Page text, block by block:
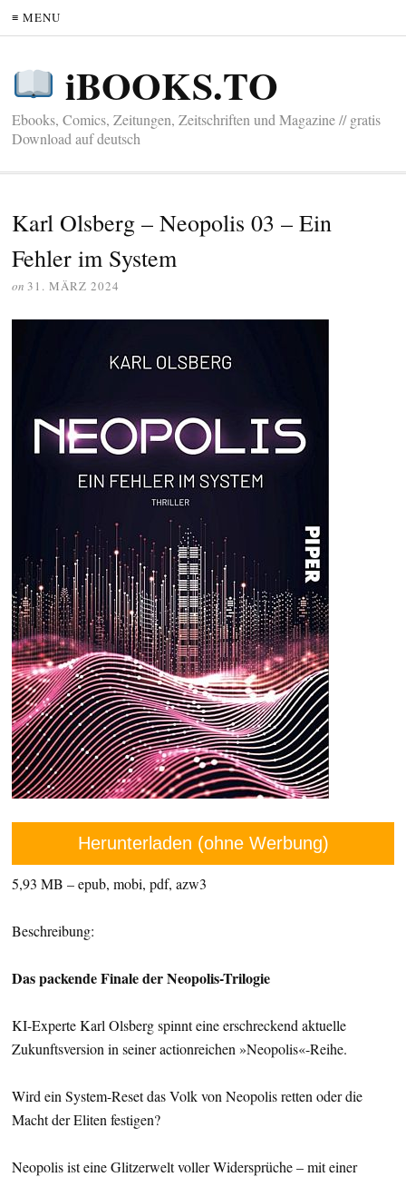
≡ MENU
iBOOKS.TO
Ebooks, Comics, Zeitungen, Zeitschriften und Magazine // gratis
Download auf deutsch
Karl Olsberg – Neopolis 03 – Ein
Fehler im System
on 31. MÄRZ 2024
Herunterladen (ohne Werbung)
5,93 MB – epub, mobi, pdf, azw3
Beschreibung:
Das packende Finale der Neopolis-Trilogie
KI-Experte Karl Olsberg spinnt eine erschreckend aktuelle
Zukunftsversion in seiner actionreichen »Neopolis«-Reihe.
Wird ein System-Reset das Volk von Neopolis retten oder die
Macht der Eliten festigen?
Neopolis ist eine Glitzerwelt voller Widersprüche – mit einer